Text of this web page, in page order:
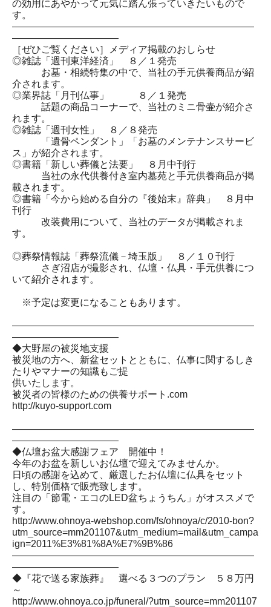
の効用にあやかって元気に踏ん張っていきたいもので
す。
―――――――――――――――――――――――――
―――――――――――
［ぜひご覧ください］メディア掲載のおしらせ
◎雑誌「週刊東洋経済」 ８／１発売
お墓・相続特集の中で、当社の手元供養商品が紹
介されます。
◎業界誌「月刊仏事」 ８／１発売
話題の商品コーナーで、当社のミニ骨壷が紹介さ
れます。
◎雑誌「週刊女性」 ８／８発売
「遺骨ペンダント」「お墓のメンテナンスサービ
ス」が紹介されます。
◎書籍「新しい葬儀と法要」 ８月中刊行
当社の永代供養付き室内墓苑と手元供養商品が掲
載されます。
◎書籍「今から始める自分の『後始末』辞典」 ８月中
刊行
改装費用について、当社のデータが掲載されま
す。
◎葬祭情報誌「葬祭流儀－埼玉版」 ８／１０刊行
さぎ沼店が撮影され、仏壇・仏具・手元供養につ
いて紹介されます。
※予定は変更になることもあります。
―――――――――――――――――――――――――
―――――――――――
◆大野屋の被災地支援
被災地の方へ、新盆セットとともに、仏事に関するしき
たりやマナーの知識もご提
供いたします。
被災者の皆様のための供養サポート.com
http://kuyo-support.com
―――――――――――――――――――――――――
―――――――――――
◆仏壇お盆大感謝フェア 開催中！
今年のお盆を新しいお仏壇で迎えてみませんか。
日頃の感謝を込めて、厳選したお仏壇に仏具をセット
し、特別価格で販売致します。
注目の「節電・エコのLED盆ちょうちん」がオススメで
す。
http://www.ohnoya-webshop.com/fs/ohnoya/c/2010-bon?
utm_source=mm201107&utm_medium=mail&utm_campa
ign=2011%E3%81%8A%E7%9B%86
―――――――――――――――――――――――――
―――――――――――
◆『花で送る家族葬』 選べる３つのプラン ５８万円
～
http://www.ohnoya.co.jp/funeral/?utm_source=mm201107